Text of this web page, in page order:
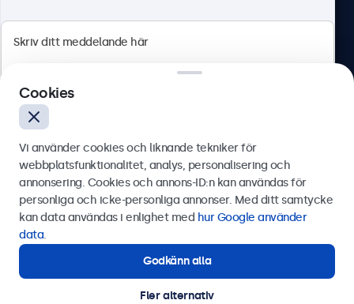
Olof Palmesgata 29, Stockholm, 111 22, Sverige
Svenska
© 2026 Beetronics
Skicka
Kontakta våra experter.
Cookies
Vi använder cookies och liknande tekniker för
webbplatsfunktionalitet, analys, personalisering och
annonsering. Cookies och annons-ID:n kan användas för
personliga och icke-personliga annonser. Med ditt samtycke
kan data användas i enlighet med hur Google använder
data.
Godkänn alla
Fler alternativ